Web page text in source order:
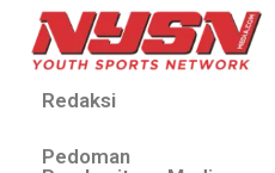
Redaksi
Pedoman